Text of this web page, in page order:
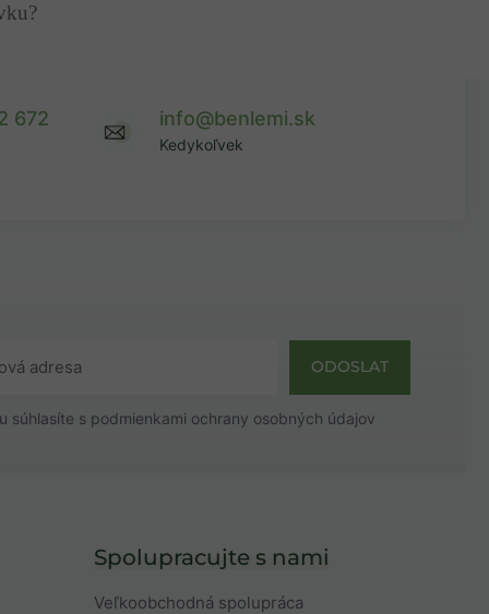
672 info@benlemi.sk
Kedykoľvek
ODOSLAT
súhlasíte s podmienkami ochrany osobných údajov
Spolupracujte s nami
Veľkoobchodná spolupráca